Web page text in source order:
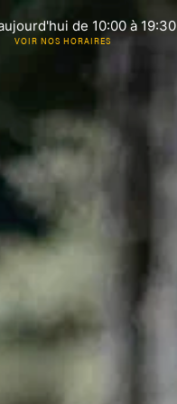
de 10:00 à 19:30
VOIR NOS HORAIRES